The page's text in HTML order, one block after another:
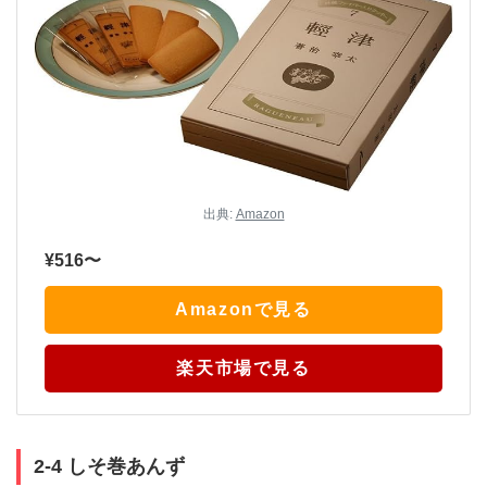
出典: Amazon
¥516〜
Amazonで見る
楽天市場で見る
2-4 しそ巻あんず